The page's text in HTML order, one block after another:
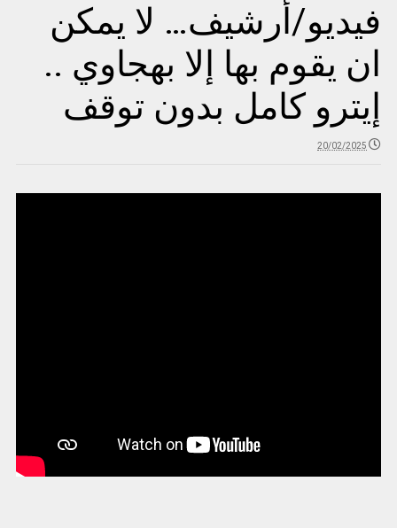
فيديو/أرشيف… لا يمكن
ان يقوم بها إلا بهجاوي ..
إيترو كامل بدون توقف
20/02/2025